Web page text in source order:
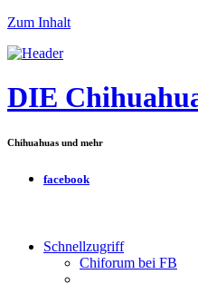
Zum Inhalt
DIE
Chihuahuas und mehr
facebook
Schnellzugriff
Chiforum bei FB